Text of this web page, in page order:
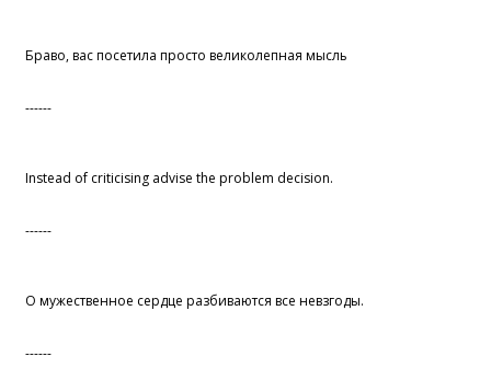
Браво, вас посетила просто великолепная мысль
------
Instead of criticising advise the problem decision.
------
О мужественное сердце разбиваются все невзгоды.
------